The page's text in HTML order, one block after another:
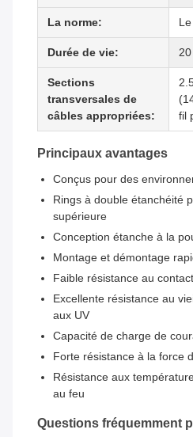
La norme:
Durée de vie:
Sections
transversales de
câbles appropriées:
fil
Principaux avantages
Conçus pour des
Rings à double étanchéité
supérieure
Conception étanche à la
Montage et démontage
Faible résistance au contact
Excellente résistance au
aux UV
Capacité de charge de
Forte résistance à la force
Résistance aux
au feu
Questions fréquemment